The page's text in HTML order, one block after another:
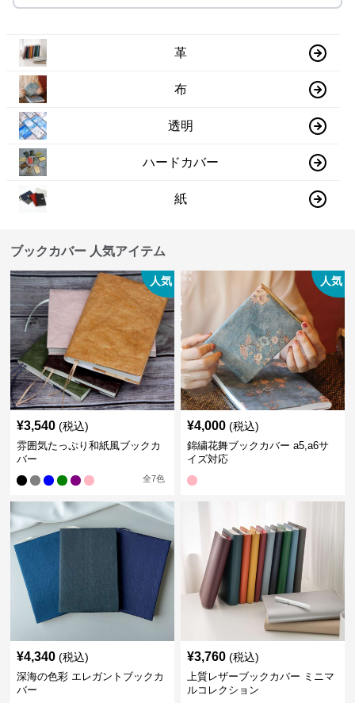
革
布
透明
ハードカバー
紙
ブックカバー 人気アイテム
人気
¥3,540 (税込)
雰囲気たっぷり和紙風ブックカ
バー
全7色
人気
¥4,000 (税込)
錦繍花舞ブックカバー a5,a6サ
イズ対応
¥4,340 (税込)
深海の色彩 エレガントブックカ
バー
¥3,760 (税込)
上質レザーブックカバー ミニマ
ルコレクション